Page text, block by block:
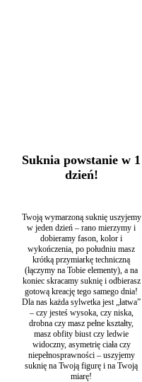
Suknia powstanie w 1
dzień!
Twoją wymarzoną suknię uszyjemy
w jeden dzień – rano mierzymy i
dobieramy fason, kolor i
wykończenia, po południu masz
krótką przymiarkę techniczną
(łączymy na Tobie elementy), a na
koniec skracamy suknię i odbierasz
gotową kreację tego samego dnia!
Dla nas każda sylwetka jest „łatwa”
– czy jesteś wysoka, czy niska,
drobna czy masz pełne kształty,
masz obfity biust czy ledwie
widoczny, asymetrię ciała czy
niepełnosprawności – uszyjemy
suknię na Twoją figurę i na Twoją
miarę!